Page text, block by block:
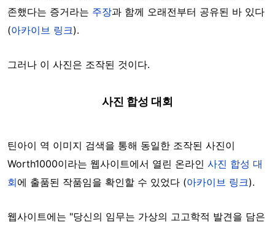
존했다는 증거라는 주장과 함께 오래전부터 공유된 바 있다
(아카이브 링크).
그러나 이 사진은 조작된 것이다.
사진 합성 대회
틴아이 역 이미지 검색을 통해 동일한 조작된 사진이
Worth1000이라는 웹사이트에서 열린 온라인 사진 합성 대
회에 출품된 작품임을 확인할 수 있었다 (아카이브 링크).
웹사이트에는 "당신의 임무는 가상의 고고학적 발견을 담은